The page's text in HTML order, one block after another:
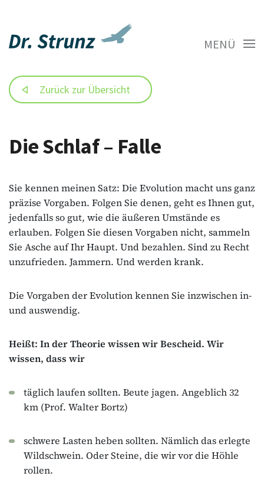
MENÜ
Zurück zur Übersicht
Die Schlaf – Falle
Sie kennen meinen Satz: Die Evolution macht uns ganz
präzise Vorgaben. Folgen Sie denen, geht es Ihnen gut,
jedenfalls so gut, wie die äußeren Umstände es
erlauben. Folgen Sie diesen Vorgaben nicht, sammeln
Sie Asche auf Ihr Haupt. Und bezahlen. Sind zu Recht
unzufrieden. Jammern. Und werden krank.
Die Vorgaben der Evolution kennen Sie inzwischen in-
und auswendig.
Heißt: In der Theorie wissen wir Bescheid. Wir
wissen, dass wir
täglich laufen sollten. Beute jagen. Angeblich 32
km (Prof. Walter Bortz)
schwere Lasten heben sollten. Nämlich das erlegte
Wildschwein. Oder Steine, die wir vor die Höhle
rollen.